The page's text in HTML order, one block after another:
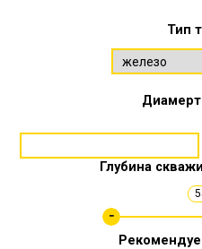
Тип
Глубина